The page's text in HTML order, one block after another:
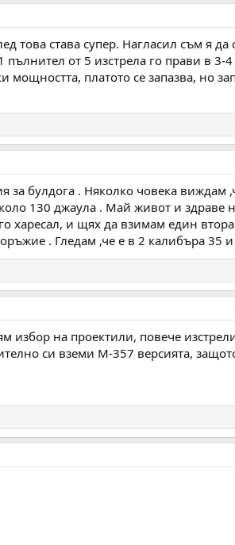
това става супер. Нагласил съм я
пълнител от 5 изстрела го прави в
платото се запазва, но
за булдога . Няколко човека
130 джаула . Май живот и здраве
харесал, и щях да взимам един
. Гледам ,че е в 2 калибъра 35
на проектили, повече
си вземи М-357 версията,